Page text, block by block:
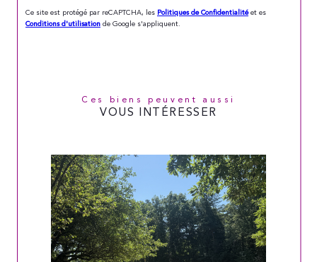
Ce site est protégé par reCAPTCHA, les Politiques de Confidentialitéet es
Conditions d'utilisation de Google s'appliquent.
Ces biens peuvent aussi
VOUS INTÉRESSER